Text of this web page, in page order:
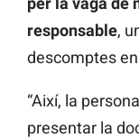
responsable,
descomptes
“Així, la
presentar la